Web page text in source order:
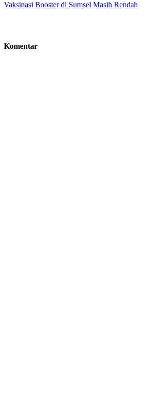
Vaksinasi Booster di Sumsel Masih Rendah
Komentar